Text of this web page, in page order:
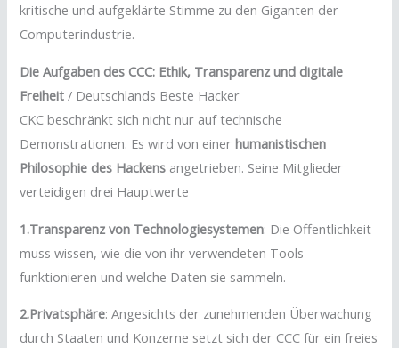
kritische und aufgeklärte Stimme zu den Giganten der
Computerindustrie.
Die Aufgaben des CCC: Ethik, Transparenz und digitale
Freiheit / Deutschlands Beste Hacker
CKC beschränkt sich nicht nur auf technische
Demonstrationen. Es wird von einerhumanistischen
Philosophie des Hackens angetrieben. Seine Mitglieder
verteidigen drei Hauptwerte
1.Transparenz von Technologiesystemen: Die Öffentlichkeit
muss wissen, wie die von ihr verwendeten Tools
funktionieren und welche Daten sie sammeln.
2.Privatsphäre: Angesichts der zunehmenden Überwachung
durch Staaten und Konzerne setzt sich der CCC für ein freies